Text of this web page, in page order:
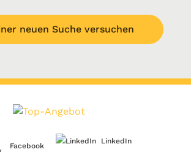
neuen Suche versuchen
Facebook
LinkedIn